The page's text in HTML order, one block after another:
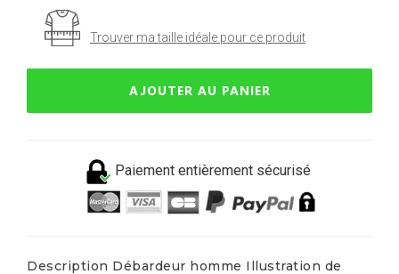
Trouver ma taille idéale pour ce produit
AJOUTER AU PANIER
Paiement entièrement sécurisé
Description Débardeur homme Illustration de